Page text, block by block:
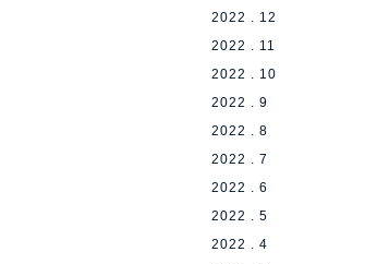
2022 . 12
2022 . 11
2022 . 10
2022 . 9
2022 . 8
2022 . 7
2022 . 6
2022 . 5
2022 . 4